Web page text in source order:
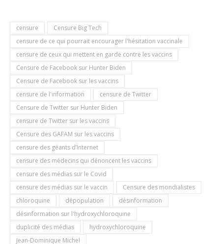
censure
Censure Big Tech
censure de ce qui pourrait encourager l'hésitation vaccinale
censure de ceux qui mettent en garde contre les vaccins
Censure de Facebook sur Hunter Biden
Censure de Facebook sur les vaccins
censure de l'information
censure de Twitter
Censure de Twitter sur Hunter Biden
censure de Twitter sur les vaccins
Censure des GAFAM sur les vaccins
censure des géants d’Internet
censure des médecins qui dénoncent les vaccins
censure des médias sur le Covid
censure des médias sur le vaccin
Censure des mondialistes
chloroquine
dépopulation
désinformation
désinformation sur l'hydroxychloroquine
duplicité des médias
hydroxychloroquine
Jean-Dominique Michel